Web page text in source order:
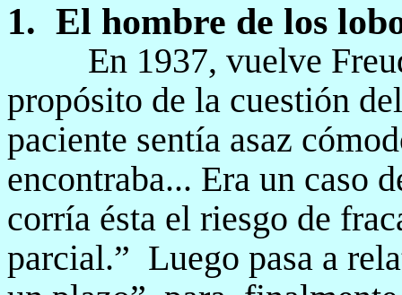
1. El hombre de los
En 1937, vuelve
propósito de la cuestión
paciente sentía asaz
encontraba... Era un caso
corría ésta el riesgo de
parcial.” Luego pasa a